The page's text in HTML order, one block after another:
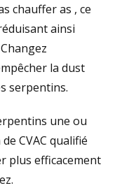
chauffer as , ce
ainsi
la dust
serpentins.
une ou
CVAC qualifié
plus efficacement